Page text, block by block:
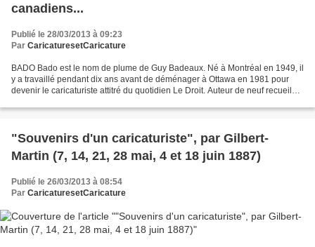
canadiens...
Publié le 28/03/2013 à 09:23
Par CaricaturesetCaricature
BADO Bado est le nom de plume de Guy Badeaux. Né à Montréal en 1949, il
y a travaillé pendant dix ans avant de déménager à Ottawa en 1981 pour
devenir le caricaturiste attitré du quotidien Le Droit. Auteur de neuf recueils
"Souvenirs d'un caricaturiste", par Gilbert-
Martin (7, 14, 21, 28 mai, 4 et 18 juin 1887)
Publié le 26/03/2013 à 08:54
Par CaricaturesetCaricature